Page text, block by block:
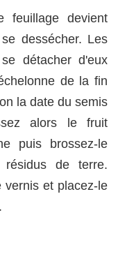
feuillage devient
dessécher. Les
détacher d'eux
de la fin
la date du semis
alors le fruit
puis brossez-le
résidus de terre.
vernis et placez-le